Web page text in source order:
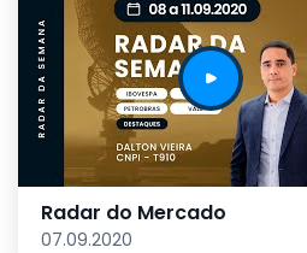
Radar do Mercado
07.09.2020